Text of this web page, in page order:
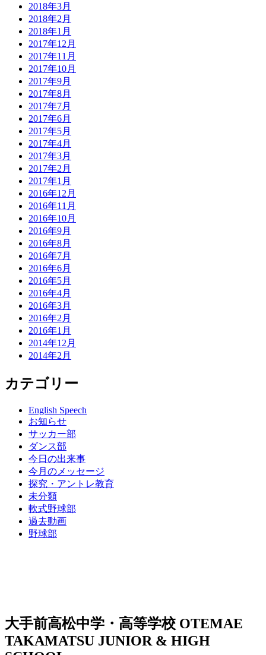
2018年3月
2018年2月
2018年1月
2017年12月
2017年11月
2017年10月
2017年9月
2017年8月
2017年7月
2017年6月
2017年5月
2017年4月
2017年3月
2017年2月
2017年1月
2016年12月
2016年11月
2016年10月
2016年9月
2016年8月
2016年7月
2016年6月
2016年5月
2016年4月
2016年3月
2016年2月
2016年1月
2014年12月
2014年2月
カテゴリー
English Speech
お知らせ
サッカー部
ダンス部
今日の出来事
今月のメッセージ
探究・アントレ教育
未分類
軟式野球部
過去動画
野球部
大手前高松中学・高等学校 OTEMAE
TAKAMATSU JUNIOR & HIGH